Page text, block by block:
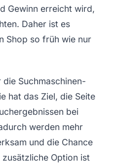
Gewinn erreicht wird,
Daher ist es
Shop so früh wie nur
die Suchmaschinen­
hat das Ziel, die Seite
bei
werden mehr
und die Chance
Option ist